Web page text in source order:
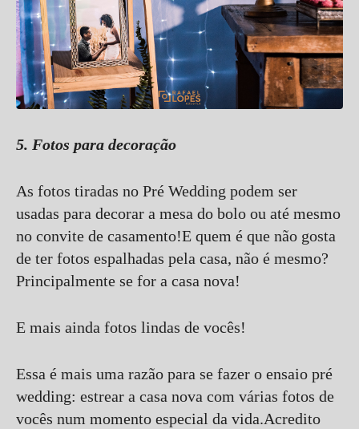
5. Fotos para decoração
As fotos tiradas no Pré Wedding podem ser
usadas para decorar a mesa do bolo ou até mesmo
no convite de casamento!E quem é que não gosta
de ter fotos espalhadas pela casa, não é mesmo?
Principalmente se for a casa nova!
E mais ainda fotos lindas de vocês!
Essa é mais uma razão para se fazer o ensaio pré
wedding: estrear a casa nova com várias fotos de
vocês num momento especial da vida.Acredito